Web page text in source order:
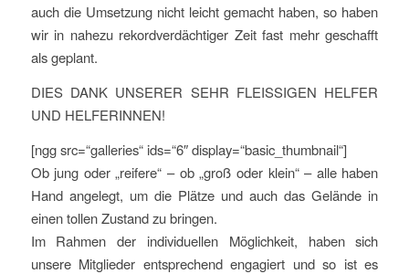
auch die Umsetzung nicht leicht gemacht haben, so haben
wir in nahezu rekordverdächtiger Zeit fast mehr geschafft
als geplant.
DIES DANK UNSERER SEHR FLEISSIGEN HELFER
UND HELFERINNEN!
[ngg src=“galleries“ ids=“6″ display=“basic_thumbnail“]
Ob jung oder „reifere“ – ob „groß oder klein“ – alle haben
Hand angelegt, um die Plätze und auch das Gelände in
einen tollen Zustand zu bringen.
Im Rahmen der individuellen Möglichkeit, haben sich
unsere Mitglieder entsprechend engagiert und so ist es